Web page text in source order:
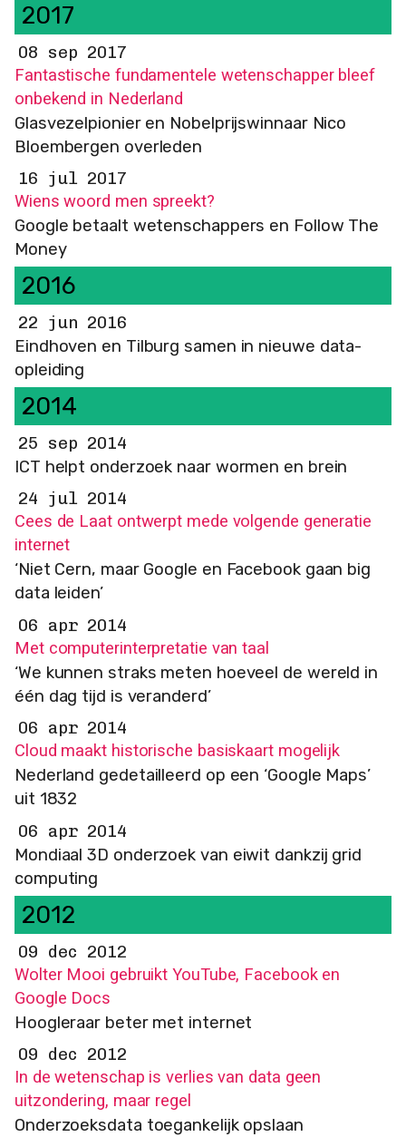
2017
08 sep 2017
Fantastische fundamentele wetenschapper bleef
onbekend in Nederland
Glasvezelpionier en Nobelprijswinnaar Nico
Bloembergen overleden
16 jul 2017
Wiens woord men spreekt?
Google betaalt wetenschappers en Follow The
Money
2016
22 jun 2016
Eindhoven en Tilburg samen in nieuwe data-
opleiding
2014
25 sep 2014
ICT helpt onderzoek naar wormen en brein
24 jul 2014
Cees de Laat ontwerpt mede volgende generatie
internet
‘Niet Cern, maar Google en Facebook gaan big
data leiden’
06 apr 2014
Met computerinterpretatie van taal
‘We kunnen straks meten hoeveel de wereld in
één dag tijd is veranderd’
06 apr 2014
Cloud maakt historische basiskaart mogelijk
Nederland gedetailleerd op een ‘Google Maps’
uit 1832
06 apr 2014
Mondiaal 3D onderzoek van eiwit dankzij grid
computing
2012
09 dec 2012
Wolter Mooi gebruikt YouTube, Facebook en
Google Docs
Hoogleraar beter met internet
09 dec 2012
In de wetenschap is verlies van data geen
uitzondering, maar regel
Onderzoeksdata toegankelijk opslaan